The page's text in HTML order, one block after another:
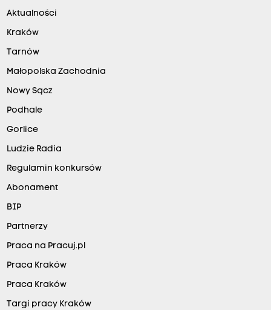
Aktualności
Kraków
Tarnów
Małopolska Zachodnia
Nowy Sącz
Podhale
Gorlice
Ludzie Radia
Regulamin konkursów
Abonament
BIP
Partnerzy
Praca na Pracuj.pl
Praca Kraków
Praca Kraków
Targi pracy Kraków